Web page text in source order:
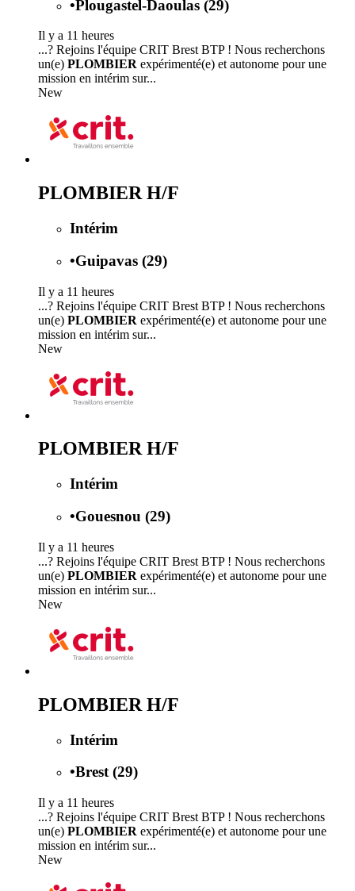
•Plougastel-Daoulas (29)
Il y a 11 heures
...? Rejoins l'équipe CRIT Brest BTP ! Nous recherchons
un(e) PLOMBIER expérimenté(e) et autonome pour une
mission en intérim sur...
New
PLOMBIER H/F
Intérim
•Guipavas (29)
Il y a 11 heures
...? Rejoins l'équipe CRIT Brest BTP ! Nous recherchons
un(e) PLOMBIER expérimenté(e) et autonome pour une
mission en intérim sur...
New
PLOMBIER H/F
Intérim
•Gouesnou (29)
Il y a 11 heures
...? Rejoins l'équipe CRIT Brest BTP ! Nous recherchons
un(e) PLOMBIER expérimenté(e) et autonome pour une
mission en intérim sur...
New
PLOMBIER H/F
Intérim
•Brest (29)
Il y a 11 heures
...? Rejoins l'équipe CRIT Brest BTP ! Nous recherchons
un(e) PLOMBIER expérimenté(e) et autonome pour une
mission en intérim sur...
New